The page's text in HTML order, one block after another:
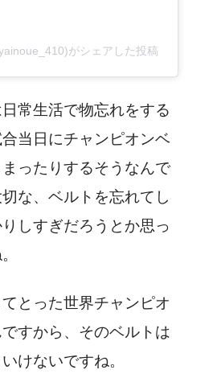
がシェアした投稿
常生活で物忘れをする
当日にチャンピオンベ
ったりするそうなんで
な、ベルトを忘れてし
しすぎだろうとか思っ
とった世界チャンピオ
すから、そのベルトは
けないですね。